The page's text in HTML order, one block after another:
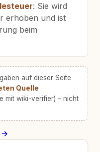
: Sie wird
erhoben und ist
beim
auf dieser Seite
Quelle
mit wiki-verifier) – nicht
→